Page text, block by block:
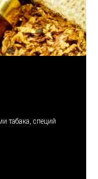
табака, специй